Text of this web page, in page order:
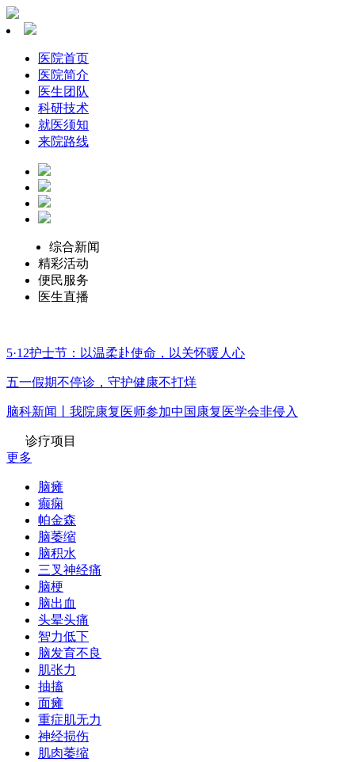
医院首页
医院简介
医生团队
科研技术
就医须知
来院路线
综合新闻
精彩活动
便民服务
医生直播
5·12护士节：以温柔赴使命，以关怀暖人心
五一假期不停诊，守护健康不打烊
脑科新闻丨我院康复医师参加中国康复医学会非侵入
诊疗项目
更多
脑瘫
癫痫
帕金森
脑萎缩
脑积水
三叉神经痛
脑梗
脑出血
头晕头痛
智力低下
脑发育不良
肌张力
抽搐
面瘫
重症肌无力
神经损伤
肌肉萎缩